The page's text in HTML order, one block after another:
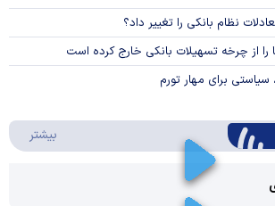
نظام بانکی را تغییر داد؟
را از چرخه تسهیلات بانکی خارج کرده است
سیاستی برای مهار تورم
بیشتر